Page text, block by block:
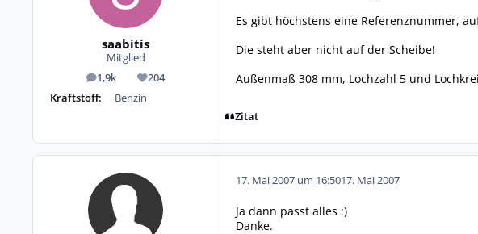
saabitis
Mitglied
1,9k
Beiträge 204
Reputation
Kraftstoff:
Benzin
Es gibt höchstens eine Referenznummer,
Die steht aber nicht auf der Scheibe!
Außenmaß 308 mm, Lochzahl 5 und
Zitat
17. Mai 2007 um 16:5017. Mai 2007
Ja dann passt alles :)
Danke.